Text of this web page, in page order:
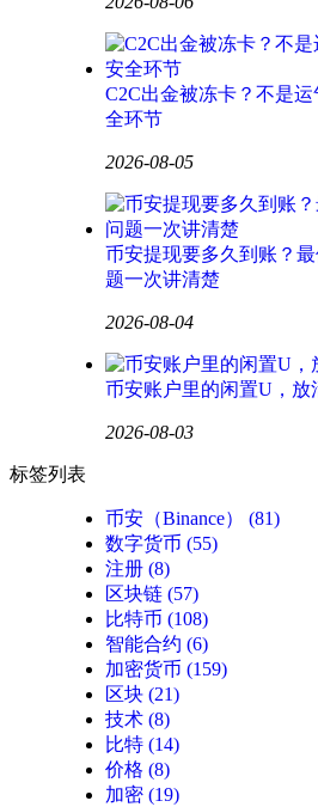
C2C出金被冻卡？不是
全环节
2026-08-05
币安提现要多久到账？
题一次讲清楚
2026-08-04
币安账户里的闲置U，放
2026-08-03
标签列表
币安（Binance）
(81)
数字货币 (55)
注册 (8)
区块链 (57)
比特币 (108)
智能合约 (6)
加密货币 (159)
区块 (21)
技术 (8)
比特 (14)
价格 (8)
加密 (19)